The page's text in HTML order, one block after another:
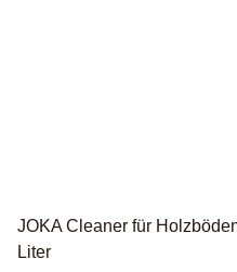
JOKA Cleaner für
Liter